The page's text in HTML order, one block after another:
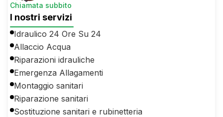
Chiamata subbito
I nostri servizi
Idraulico 24 Ore Su 24
Allaccio Acqua
Riparazioni idrauliche
Emergenza Allagamenti
Montaggio sanitari
Riparazione sanitari
Sostituzione sanitari e rubinetteria